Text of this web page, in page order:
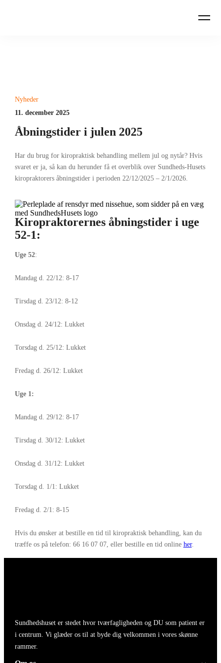
Nyheder
11. december 2025
Åbningstider i julen 2025
Har du brug for kiropraktisk behandling mellem jul og nytår? Hvis
svaret er ja, så kan du herunder få et overblik over Sundheds-Husets
kiropraktorers åbningstider i perioden 22/12/2025 – 2/1/2026.
Kiropraktorernes åbningstider i uge
52-1:
Uge 52:
Mandag d. 22/12: 8-17
Tirsdag d. 23/12: 8-12
Onsdag d. 24/12: Lukket
Torsdag d. 25/12: Lukket
Fredag d. 26/12: Lukket
Uge 1:
Mandag d. 29/12: 8-17
Tirsdag d. 30/12: Lukket
Onsdag d. 31/12: Lukket
Torsdag d. 1/1: Lukket
Fredag d. 2/1: 8-15
Hvis du ønsker at bestille en tid til kiropraktisk behandling, kan du
træffe os på telefon: 66 16 07 07, eller bestille en tid online her.
Sundhedshuset er stedet hvor tværfagligheden og DU som patient er
i centrum. Vi glæder os til at byde dig velkommen i vores skønne
rammer.